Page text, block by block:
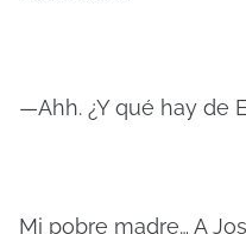
—Ahh. ¿Y qué hay de
Mi pobre madre… A